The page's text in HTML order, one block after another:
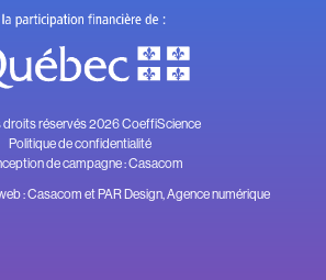
réservés 2026 CoeffiScience
Politique de confidentialité
de campagne :Casacom
:Casacom etPAR Design, Agence numérique